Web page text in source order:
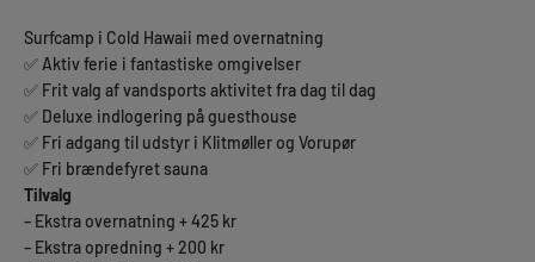
Surfcamp i Cold Hawaii med overnatning
✅ Aktiv ferie i fantastiske omgivelser
✅ Frit valg af vandsports aktivitet fra dag til dag
✅ Deluxe indlogering på guesthouse
✅ Fri adgang til udstyr i Klitmøller og Vorupør
✅ Fri brændefyret sauna
Tilvalg
– Ekstra overnatning + 425 kr
– Ekstra opredning + 200 kr